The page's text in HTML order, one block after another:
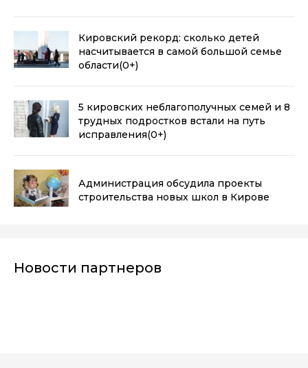
Кировский рекорд: сколько детей
насчитывается в самой большой семье
области(0+)
5 кировских неблагополучных семей и 8
трудных подростков встали на путь
исправления(0+)
Администрация обсудила проекты
строительства новых школ в Кирове
Новости партнеров